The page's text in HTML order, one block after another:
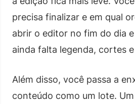
precisa finalizar e em qual
abrir o editor no fim do dia
ainda falta legenda, cortes
Além disso, você passa a
conteúdo como um lote.